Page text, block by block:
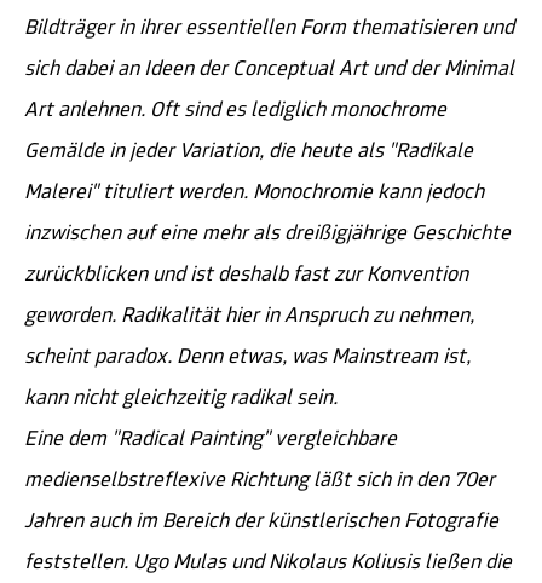
Bildträger in ihrer essentiellen Form thematisieren und
sich dabei an Ideen der Conceptual Art und der Minimal
Art anlehnen. Oft sind es lediglich monochrome
Gemälde in jeder Variation, die heute als "Radikale
Malerei" tituliert werden. Monochromie kann jedoch
inzwischen auf eine mehr als dreißigjährige Geschichte
zurückblicken und ist deshalb fast zur Konvention
geworden. Radikalität hier in Anspruch zu nehmen,
scheint paradox. Denn etwas, was Mainstream ist,
kann nicht gleichzeitig radikal sein.
Eine dem "Radical Painting" vergleichbare
medienselbstreflexive Richtung läßt sich in den 70er
Jahren auch im Bereich der künstlerischen Fotografie
feststellen. Ugo Mulas und Nikolaus Koliusis ließen die